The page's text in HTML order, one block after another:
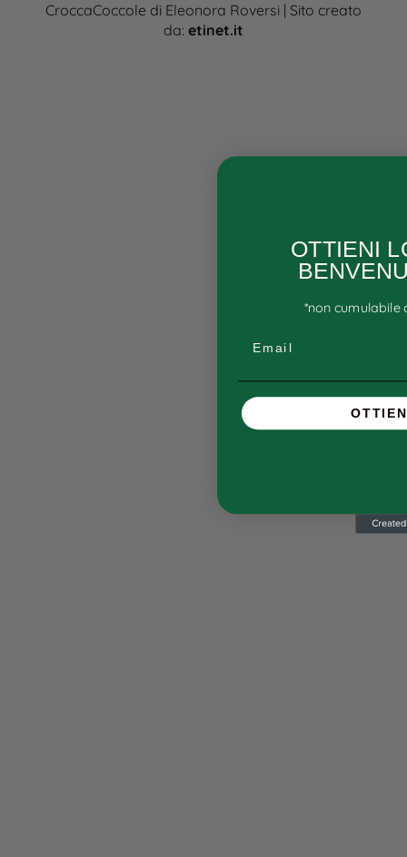
CroccaCoccole di Eleonora Roversi | Sito creato
da: etinet.it
OTTIENI
*non cumulabile